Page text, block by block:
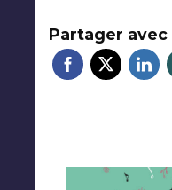
Partager avec